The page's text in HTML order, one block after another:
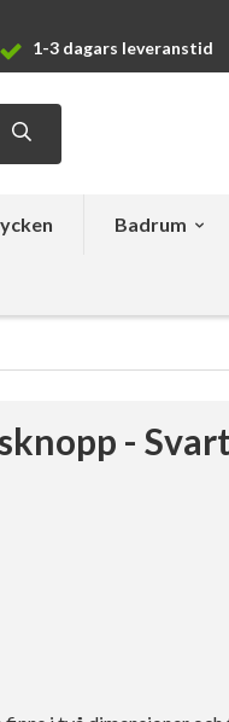
1-3 dagars leveranstid
Badrum
- Svart